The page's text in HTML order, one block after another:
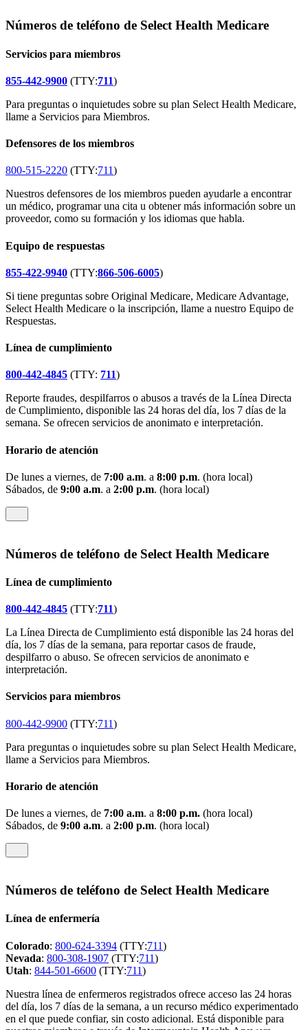
Números de teléfono de Select Health Medicare
Servicios para miembros
855-442-9900 (TTY:711)
Para preguntas o inquietudes sobre su plan Select Health Medicare,
llame a Servicios para Miembros.
Defensores de los miembros
800-515-2220 (TTY:711)
Nuestros defensores de los miembros pueden ayudarle a encontrar
un médico, programar una cita u obtener más información sobre un
proveedor, como su formación y los idiomas que habla.
Equipo de respuestas
855-422-9940 (TTY:866-506-6005)
Si tiene preguntas sobre Original Medicare, Medicare Advantage,
Select Health Medicare o la inscripción, llame a nuestro Equipo de
Respuestas.
Línea de cumplimiento
800-442-4845 (TTY: 711)
Reporte fraudes, despilfarros o abusos a través de la Línea Directa
de Cumplimiento, disponible las 24 horas del día, los 7 días de la
semana. Se ofrecen servicios de anonimato e interpretación.
Horario de atención
De lunes a viernes, de 7:00 a.m. a 8:00 p.m. (hora local)
Sábados, de 9:00 a.m. a 2:00 p.m. (hora local)
Números de teléfono de Select Health Medicare
Línea de cumplimiento
800-442-4845 (TTY:711)
La Línea Directa de Cumplimiento está disponible las 24 horas del
día, los 7 días de la semana, para reportar casos de fraude,
despilfarro o abuso. Se ofrecen servicios de anonimato e
interpretación.
Servicios para miembros
800-442-9900 (TTY:711)
Para preguntas o inquietudes sobre su plan Select Health Medicare,
llame a Servicios para Miembros.
Horario de atención
De lunes a viernes, de 7:00 a.m. a 8:00 p.m. (hora local)
Sábados, de 9:00 a.m. a 2:00 p.m. (hora local)
Números de teléfono de Select Health Medicare
Línea de enfermería
Colorado: 800-624-3394 (TTY:711)
Nevada: 800-308-1907 (TTY:711)
Utah: 844-501-6600 (TTY:711)
Nuestra línea de enfermeros registrados ofrece acceso las 24 horas
del día, los 7 días de la semana, a un recurso médico experimentado
en el que puede confiar, sin costo adicional. Está disponible para